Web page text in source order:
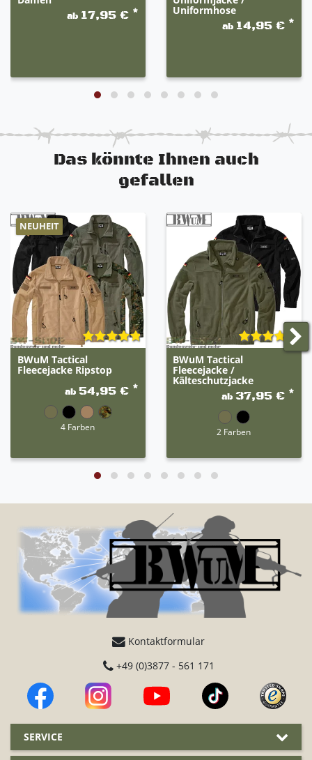
ab 17,95 € * Uniformhose
ab 14,95 € *
Das könnte Ihnen auch
gefallen
NEUHEIT
BWuM Tactical
Fleecejacke Ripstop
ab 54,95 € *
4 Farben
BWuM Tactical
Fleecejacke /
Kälteschutzjacke
ab 37,95 € *
2 Farben
Kontaktformular
+49 (0)3877 - 561 171
SERVICE